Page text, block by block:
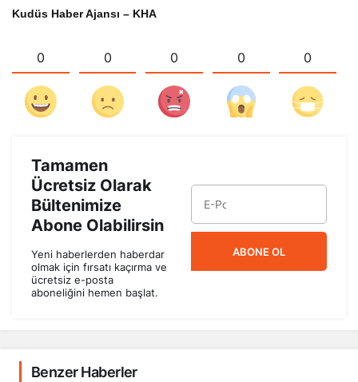
Kudüs Haber Ajansı – KHA
0 0 0 0 0
Tamamen
Ücretsiz Olarak
Bültenimize
Abone Olabilirsin
Yeni haberlerden haberdar
olmak için fırsatı kaçırma ve
ücretsiz e-posta
aboneliğini hemen başlat.
ABONE OL
Benzer Haberler